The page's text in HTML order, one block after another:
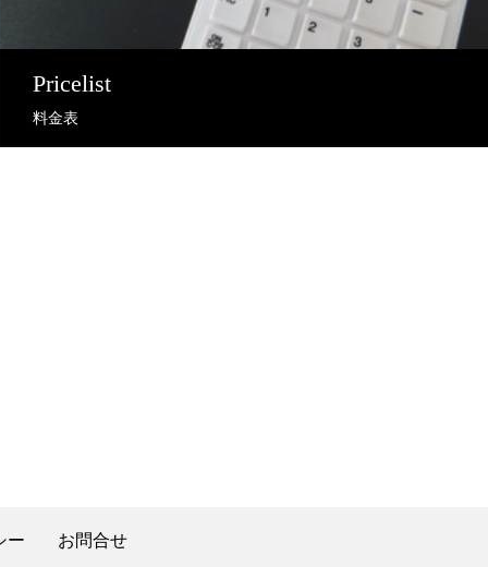
Pricelist
料金表
ー お問合せ